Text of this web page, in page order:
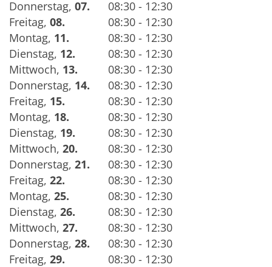
Donnerstag, 07.
08:30 - 12:30
Freitag, 08.
08:30 - 12:30
Montag, 11.
08:30 - 12:30
Dienstag, 12.
08:30 - 12:30
Mittwoch, 13.
08:30 - 12:30
Donnerstag, 14.
08:30 - 12:30
Freitag, 15.
08:30 - 12:30
Montag, 18.
08:30 - 12:30
Dienstag, 19.
08:30 - 12:30
Mittwoch, 20.
08:30 - 12:30
Donnerstag, 21.
08:30 - 12:30
Freitag, 22.
08:30 - 12:30
Montag, 25.
08:30 - 12:30
Dienstag, 26.
08:30 - 12:30
Mittwoch, 27.
08:30 - 12:30
Donnerstag, 28.
08:30 - 12:30
Freitag, 29.
08:30 - 12:30